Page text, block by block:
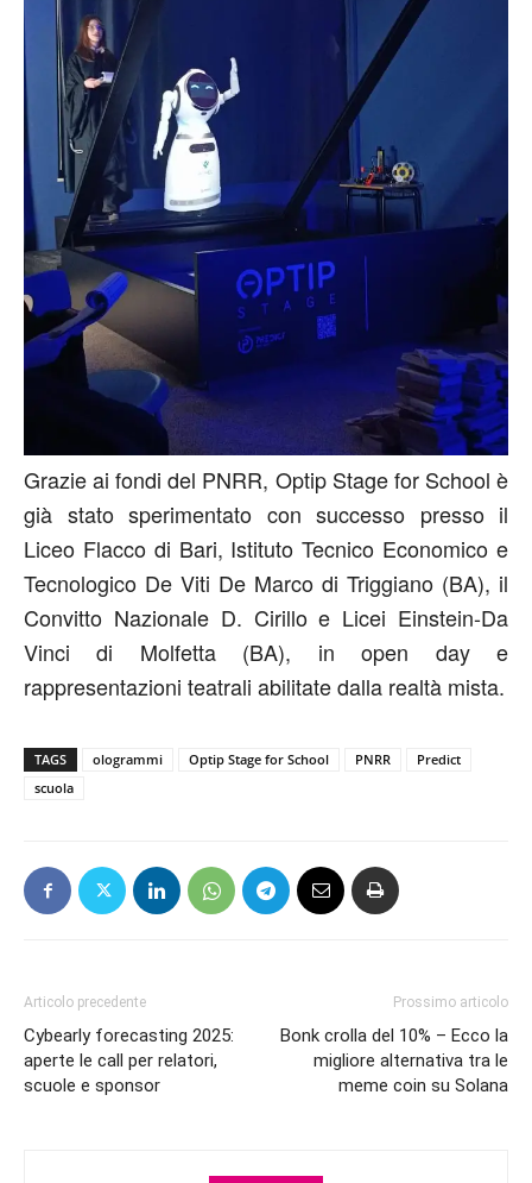
Grazie ai fondi del PNRR, Optip Stage for School è
già stato sperimentato con successo presso il
Liceo Flacco di Bari, Istituto Tecnico Economico e
Tecnologico De Viti De Marco di Triggiano (BA), il
Convitto Nazionale D. Cirillo e Licei Einstein-Da
Vinci di Molfetta (BA), in open day e
rappresentazioni teatrali abilitate dalla realtà mista.
TAGS ologrammi Optip Stage for School PNRR
Predict
scuola
Articolo precedente
Cybearly forecasting 2025:
aperte le call per relatori,
scuole e sponsor
Prossimo articolo
Bonk crolla del 10% – Ecco la
migliore alternativa tra le
meme coin su Solana